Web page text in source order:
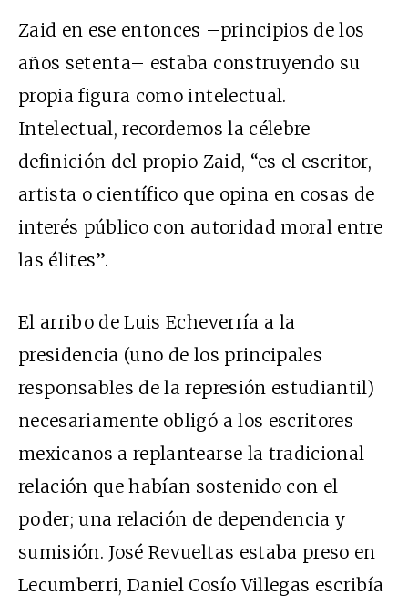
Zaid en ese entonces –principios de los
años setenta– estaba construyendo su
propia figura como intelectual.
Intelectual, recordemos la célebre
definición del propio Zaid, “es el escritor,
artista o científico que opina en cosas de
interés público con autoridad moral entre
las élites”.
El arribo de Luis Echeverría a la
presidencia (uno de los principales
responsables de la represión estudiantil)
necesariamente obligó a los escritores
mexicanos a replantearse la tradicional
relación que habían sostenido con el
poder; una relación de dependencia y
sumisión. José Revueltas estaba preso en
Lecumberri, Daniel Cosío Villegas escribía